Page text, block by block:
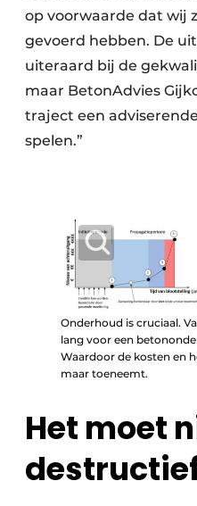
op voorwaarde dat wij
gevoerd hebben. De
uiteraard bij de
maar BetonAdvies
traject een
spelen.”
Onderhoud is cruciaal.
lang voor een
Waardoor de kosten en
maar toeneemt.
Het moet